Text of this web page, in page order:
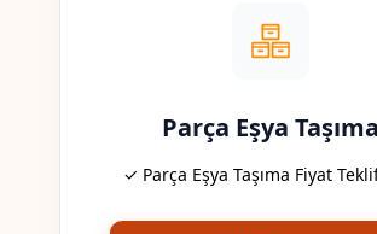
Parça Eşya Taşıma
✓ Parça Eşya Taşıma Fiyat